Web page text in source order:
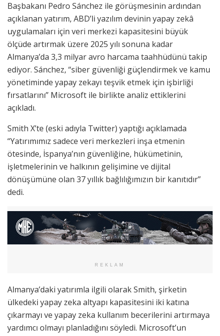
Başbakanı Pedro Sánchez ile görüşmesinin ardından
açıklanan yatırım, ABD’li yazılım devinin yapay zekâ
uygulamaları için veri merkezi kapasitesini büyük
ölçüde artırmak üzere 2025 yılı sonuna kadar
Almanya’da 3,3 milyar avro harcama taahhüdünü takip
ediyor. Sánchez, “siber güvenliği güçlendirmek ve kamu
yönetiminde yapay zekayı teşvik etmek için işbirliği
fırsatlarını” Microsoft ile birlikte analiz ettiklerini
açıkladı.
Smith X’te (eski adıyla Twitter) yaptığı açıklamada
“Yatırımımız sadece veri merkezleri inşa etmenin
ötesinde, İspanya’nın güvenliğine, hükümetinin,
işletmelerinin ve halkının gelişimine ve dijital
dönüşümüne olan 37 yıllık bağlılığımızın bir kanıtıdır”
dedi.
REKLAM
Almanya’daki yatırımla ilgili olarak Smith, şirketin
ülkedeki yapay zeka altyapı kapasitesini iki katına
çıkarmayı ve yapay zeka kullanım becerilerini artırmaya
yardımcı olmayı planladığını söyledi. Microsoft’un